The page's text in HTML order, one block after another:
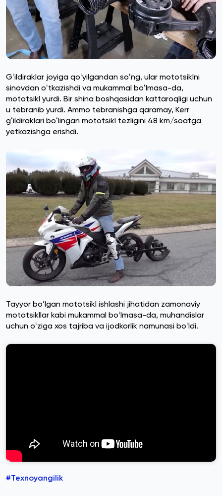
Gʻildiraklar joyiga qoʻyilgandan soʻng, ular mototsiklni
sinovdan oʻtkazishdi va mukammal boʻlmasa-da,
mototsikl yurdi. Bir shina boshqasidan kattaroqligi uchun
u tebranib yurdi. Ammo tebranishga qaramay, Kerr
gʻildiraklari boʻlingan mototsikl tezligini 48 km/soatga
yetkazishga erishdi.
Tayyor boʻlgan mototsikl ishlashi jihatidan zamonaviy
mototsikllar kabi mukammal boʻlmasa-da, muhandislar
uchun oʻziga xos tajriba va ijodkorlik namunasi boʻldi.
#Texnoyangilik